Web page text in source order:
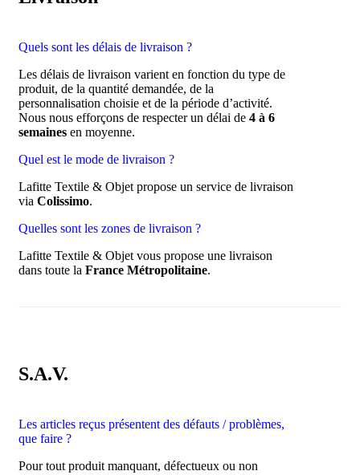
Quels sont les délais de livraison ?
Les délais de livraison varient en fonction du type de
produit, de la quantité demandée, de la
personnalisation choisie et de la période d’activité.
Nous nous efforçons de respecter un délai de 4 à 6
semaines en moyenne.
Quel est le mode de livraison ?
Lafitte Textile & Objet propose un service de livraison
via Colissimo.
Quelles sont les zones de livraison ?
Lafitte Textile & Objet vous propose une livraison
dans toute la France Métropolitaine.
S.A.V.
Les articles reçus présentent des défauts / problèmes,
que faire ?
Pour tout produit manquant, défectueux ou non